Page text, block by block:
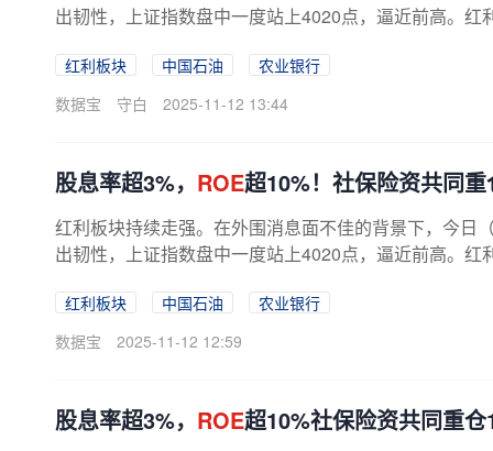
出韧性，上证指数盘中一度站上4020点，逼近前高。
红利板块 中国石油
农业银行
数据宝
守白 2025-11-12 13:44
股息率超3%， ROE超10%！社保险资共同
红利板块持续走强。在外围消息面不佳的背景下，今日
出韧性，上证指数盘中一度站上4020点，逼近前高。
红利板块 中国石油
农业银行
数据宝
2025-11-12 12:59
股息率超3%， ROE超10%社保险资共同重